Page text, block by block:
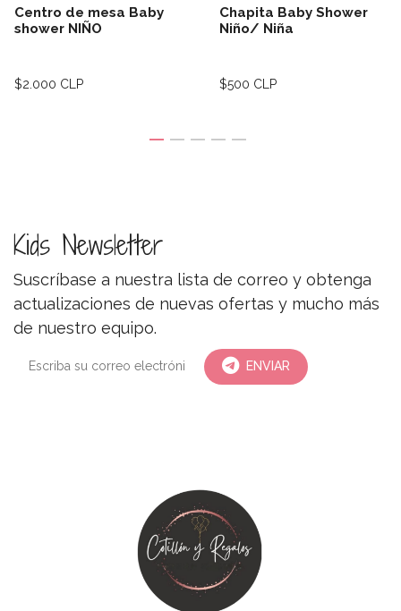
Centro de mesa Baby
shower NIÑO
$2.000 CLP
Chapita Baby Shower
Niño/ Niña
$500 CLP
Kids Newsletter
Suscríbase a nuestra lista de correo y obtenga
actualizaciones de nuevas ofertas y mucho más
de nuestro equipo.
ENVIAR